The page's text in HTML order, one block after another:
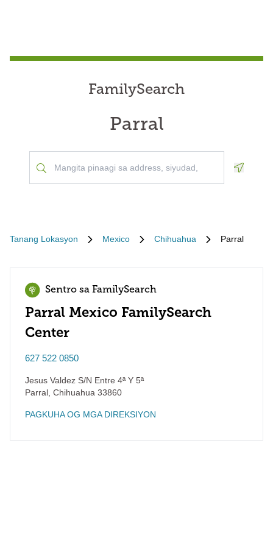
FamilySearch
Parral
Tanang Lokasyon Mexico Chihuahua Parral
Sentro sa FamilySearch
Parral Mexico FamilySearch
Center
627 522 0850
Jesus Valdez S/N Entre 4ª Y 5ª
Parral Chihuahua 33860
PAGKUHA OG MGA DIREKSIYON